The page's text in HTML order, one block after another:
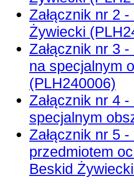
Załącznik nr 2
Żywiecki
Załącznik nr 3
na specjalnym
(PLH240006)
Załącznik nr 4
specjalnym
Załącznik nr 5
przedmiotem
Beskid